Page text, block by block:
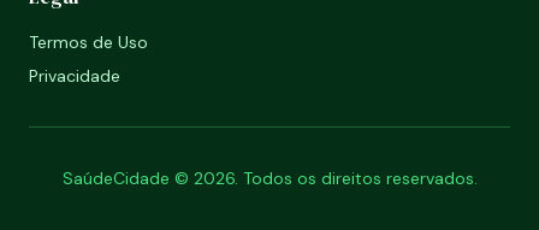
Termos de Uso
Privacidade
SaúdeCidade © 2026. Todos os direitos reservados.